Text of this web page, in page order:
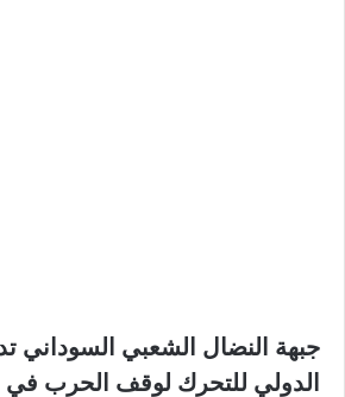
جبهة النضال الشعبي السوداني
الدولي للتحرك لوقف الحرب في